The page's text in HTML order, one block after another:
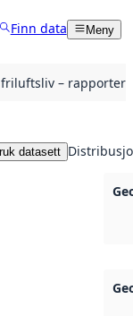
Finn data Meny
– rapporter
datasett